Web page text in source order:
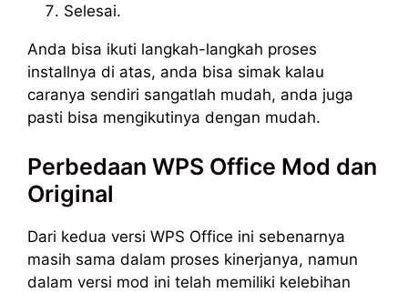
Selesai.
Anda bisa ikuti langkah-langkah proses
installnya di atas, anda bisa simak kalau
caranya sendiri sangatlah mudah, anda juga
pasti bisa mengikutinya dengan mudah.
Perbedaan WPS Office Mod dan
Original
Dari kedua versi WPS Office ini sebenarnya
masih sama dalam proses kinerjanya, namun
dalam versi mod ini telah memiliki kelebihan